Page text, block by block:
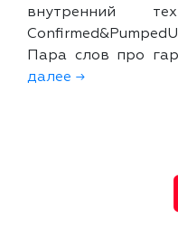
внутренний
Пара слов про
далее →